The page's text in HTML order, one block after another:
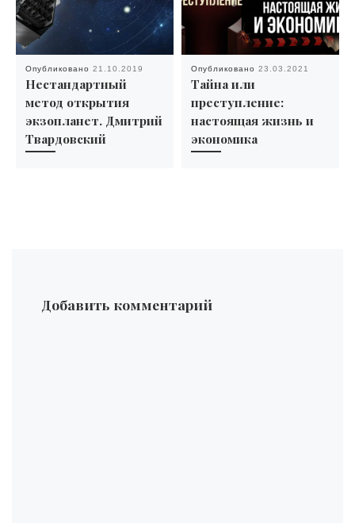
Опубликовано 21.10.2019
Нестандартный
метод открытия
экзопланет. Дмитрий
Твардовский
Опубликовано 23.03.2021
Тайна или
преступление:
настоящая жизнь и
экономика
Добавить комментарий